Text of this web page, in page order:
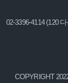
02-3396-4114 (120
COPYRIGHT